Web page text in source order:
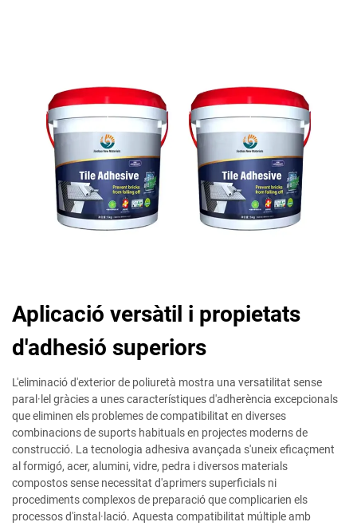
Aplicació versàtil i propietats
d'adhesió superiors
L'eliminació d'exterior de poliuretà mostra una versatilitat sense
paral·lel gràcies a unes característiques d'adherència excepcionals
que eliminen els problemes de compatibilitat en diverses
combinacions de suports habituals en projectes moderns de
construcció. La tecnologia adhesiva avançada s'uneix eficaçment
al formigó, acer, alumini, vidre, pedra i diversos materials
compostos sense necessitat d'aprimers superficials ni
procediments complexos de preparació que complicarien els
processos d'instal·lació. Aquesta compatibilitat múltiple amb